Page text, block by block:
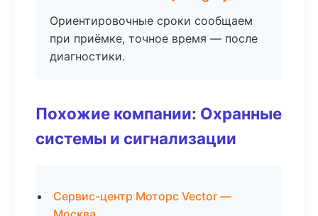
Ориентировочные сроки сообщаем
при приёмке, точное время — после
диагностики.
Похожие компании: Охранные
системы и сигнализации
Сервис-центр Моторс Vector —